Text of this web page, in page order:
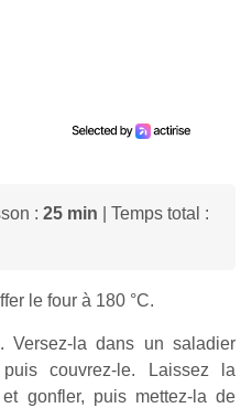
: 25 min | Temps total :
le four à 180 °C.
Versez-la dans un saladier
couvrez-le. Laissez la
gonfler, puis mettez-la de